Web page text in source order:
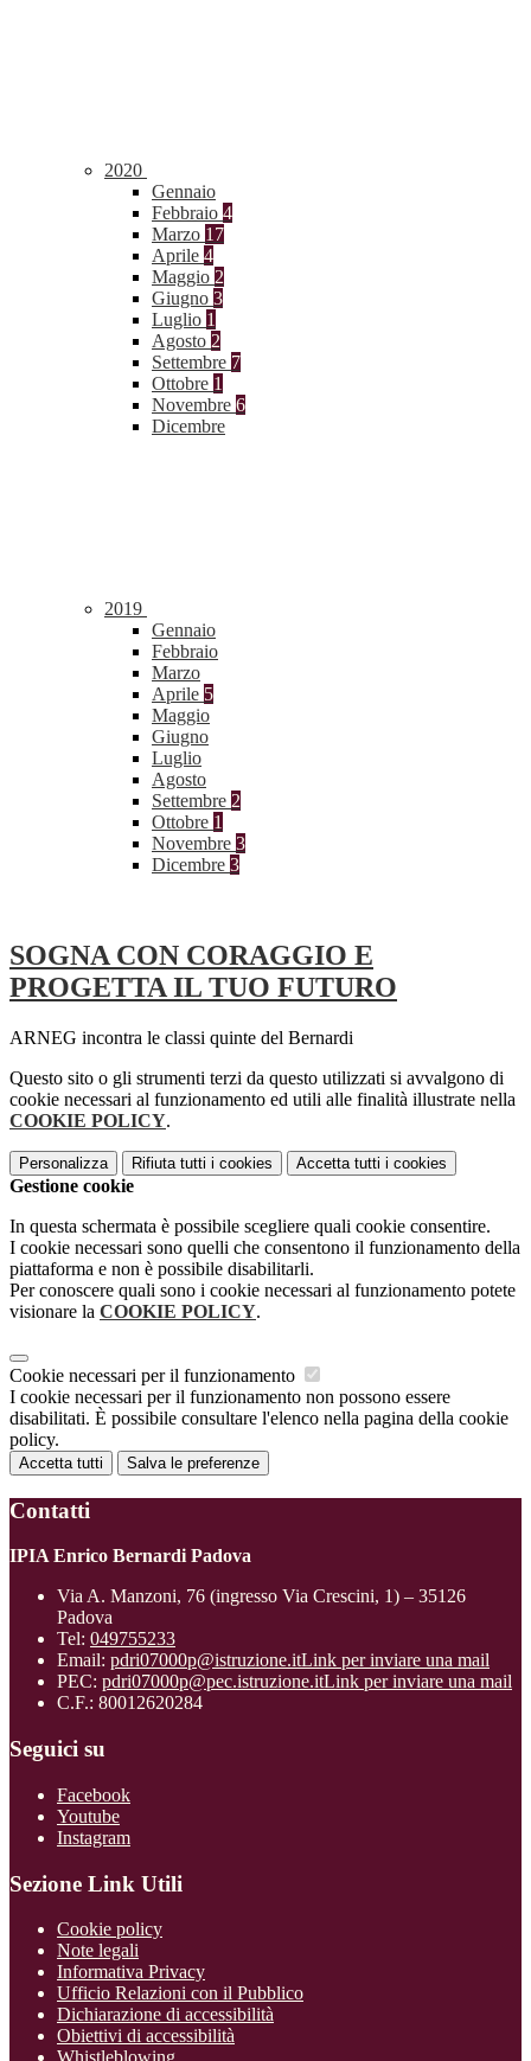
2020
Gennaio
Febbraio 4
Marzo 17
Aprile 4
Maggio 2
Giugno 3
Luglio 1
Agosto 2
Settembre 7
Ottobre 1
Novembre 6
Dicembre
2019
Gennaio
Febbraio
Marzo
Aprile 5
Maggio
Giugno
Luglio
Agosto
Settembre 2
Ottobre 1
Novembre 3
Dicembre 3
SOGNA CON CORAGGIO E
PROGETTA IL TUO FUTURO
ARNEG incontra le classi quinte del Bernardi
Questo sito o gli strumenti terzi da questo utilizzati si avvalgono di
cookie necessari al funzionamento ed utili alle finalità illustrate nella
COOKIE POLICY.
Personalizza Rifiuta tutti i cookies Accetta tutti i cookies
Gestione cookie
In questa schermata è possibile scegliere quali cookie consentire.
I cookie necessari sono quelli che consentono il funzionamento della
piattaforma e non è possibile disabilitarli.
Per conoscere quali sono i cookie necessari al funzionamento potete
visionare la COOKIE POLICY.
Cookie necessari per il funzionamento
I cookie necessari per il funzionamento non possono essere
disabilitati. È possibile consultare l'elenco nella pagina della cookie
policy.
Accetta tutti Salva le preferenze
Contatti
IPIA Enrico Bernardi Padova
Via A. Manzoni, 76 (ingresso Via Crescini, 1) – 35126
Padova
Tel: 049755233
Email: pdri07000p@istruzione.itLink per inviare una mail
PEC: pdri07000p@pec.istruzione.itLink per inviare una mail
C.F.: 80012620284
Seguici su
Facebook
Youtube
Instagram
Sezione Link Utili
Cookie policy
Note legali
Informativa Privacy
Ufficio Relazioni con il Pubblico
Dichiarazione di accessibilità
Obiettivi di accessibilità